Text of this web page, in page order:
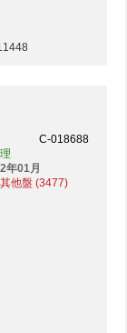
C-018688
年01月
他盤 (3477)